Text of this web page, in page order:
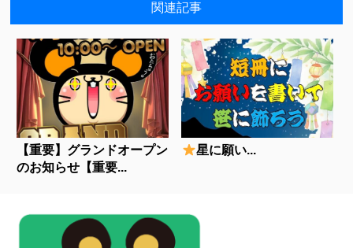
関連記事
【重要】グランドオープン
のお知らせ【重要...
星に願い...